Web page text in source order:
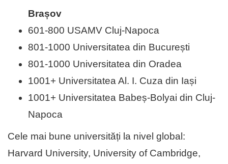
Brașov
601-800 USAMV Cluj-Napoca
801-1000 Universitatea din București
801-1000 Universitatea din Oradea
1001+ Universitatea Al. I. Cuza din Iași
1001+ Universitatea Babeș-Bolyai din Cluj-
Napoca
Cele mai bune universități la nivel global:
Harvard University, University of Cambridge,